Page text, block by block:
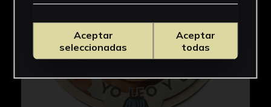
Aceptar
seleccionadas
Aceptar
todas